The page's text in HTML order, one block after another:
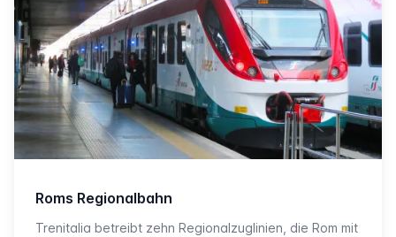
Roms Regionalbahn
Trenitalia betreibt zehn Regionalzuglinien, die Rom mit